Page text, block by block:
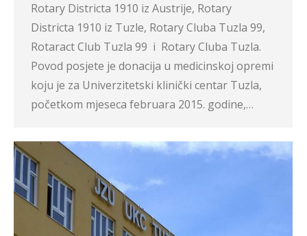
Rotary Districta 1910 iz Austrije, Rotary
Districta 1910 iz Tuzle, Rotary Cluba Tuzla 99,
Rotaract Club Tuzla 99 i Rotary Cluba Tuzla.
Povod posjete je donacija u medicinskoj opremi
koju je za Univerzitetski klinički centar Tuzla,
početkom mjeseca februara 2015. godine,…